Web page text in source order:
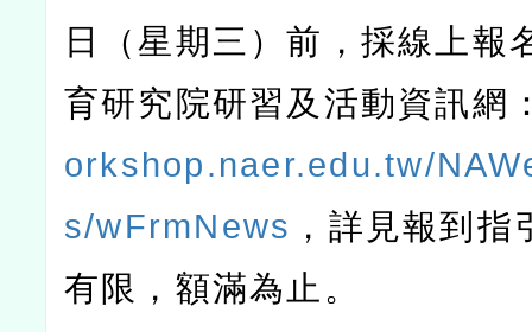
日（星期三）前，採線上報
育研究院研習及活動資訊網
orkshop.naer.edu.tw/
s/wFrmNews ，詳見報到指
有限，額滿為止。